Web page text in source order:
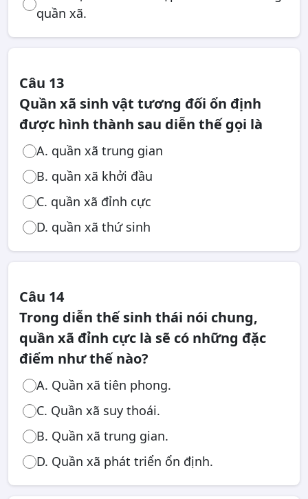
quần xã.
Câu 13
Quần xã sinh vật tương đối ổn định
được hình thành sau diễn thế gọi là
A. quần xã trung gian
B. quần xã khởi đầu
C. quần xã đỉnh cực
D. quần xã thứ sinh
Câu 14
Trong diễn thế sinh thái nói chung,
quần xã đỉnh cực là sẽ có những đặc
điểm như thế nào?
A. Quần xã tiên phong.
C. Quần xã suy thoái.
B. Quần xã trung gian.
D. Quần xã phát triển ổn định.